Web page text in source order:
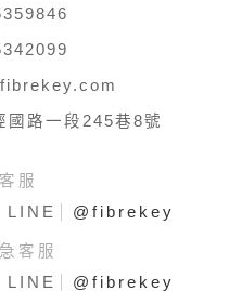
國路一段245巷8號
服
LINE @fibrekey
客服
LINE @fibrekey